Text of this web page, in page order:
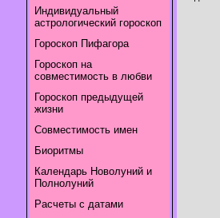
Индивидуальный
астрологический гороскоп
Гороскоп Пифагора
Гороскоп на
совместимость в любви
Гороскоп предыдущей
жизни
Совместимость имен
Биоритмы
Календарь Новолуний и
Полнолуний
Расчеты с датами